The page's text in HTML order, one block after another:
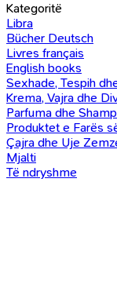
Kategoritë
Libra
Bücher Deutsch
Livres français
English books
Sexhade, Tespih
Krema, Vajra dhe
Parfuma dhe
Produktet e Farës
Çajra dhe Uje
Mjalti
Të ndryshme